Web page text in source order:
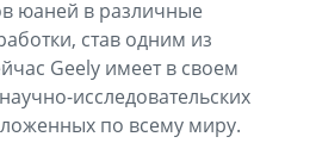
юаней в различные
став одним из
Geely имеет в своем
исследовательских
по всему миру.